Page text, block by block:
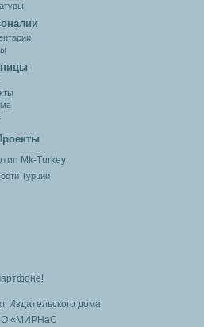
Турции
Издательского дома
«МИРНаС